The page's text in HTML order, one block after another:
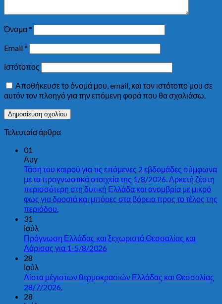
Όνομα*
Email*
Ιστότοπος
Αποθήκευσε το όνομά μου, email, και τον ιστότοπο μου σε
αυτόν τον πλοηγό για την επόμενη φορά που θα σχολιάσω.
Τελευταία άρθρα
01
Αυγ
Τάση του καιρού για τις επόμενες 2 εβδομάδες σύμφωνα
με τα προγνωστικά στοιχεία της 1/8/2026. Αρκετή ζέστη
περισσότερη στη δυτική Ελλάδα και ανομβρία με μικρό
φως για δροσιά και μπόρες στα βόρεια προς το τέλος της
περιόδου.
31
Ιούλ
Πρόγνωση Ελλάδας και ξεχωριστά Θεσσαλίας και
Λάρισας για 1-5/8/2026
28
Ιούλ
Λίστα μέγιστων θερμοκρασιών Ελλάδας και Θεσσαλίας
28/7/2026.
28